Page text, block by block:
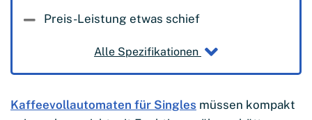
Preis-Leistung etwas schief
Alle Spezifikationen
Kaffeevollautomaten für Singles müssen kompakt